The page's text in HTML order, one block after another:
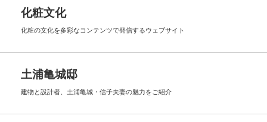
化粧文化
化粧の文化を多彩なコンテンツで発信するウェブサイト
土浦亀城邸
建物と設計者、土浦亀城・信子夫妻の魅力をご紹介